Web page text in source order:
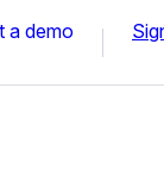
a demo